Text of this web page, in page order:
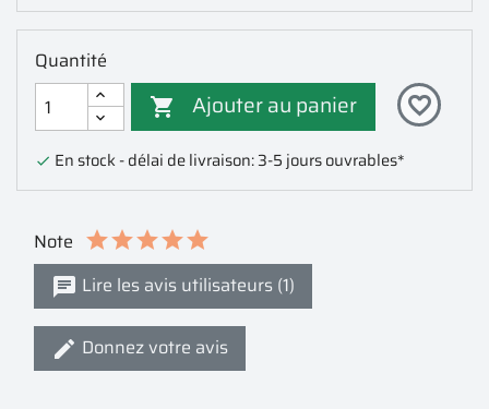
Quantité
 Ajouter au panier favorite_border
 En stock - délai de livraison: 3-5 jours ouvrables*
Note
Lire les avis utilisateurs (1)
Donnez votre avis